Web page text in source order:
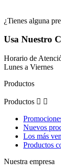
¿Tienes alguna
Usa Nuestro
Horario de
Lunes a Viernes
Productos
Productos  
Nuevos
Los más
Productos
Nuestra empresa